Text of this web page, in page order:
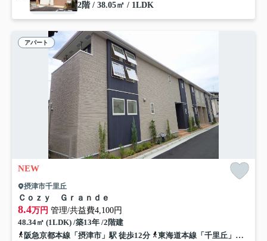
2階 / 38.05㎡ / 1LDK
アパート
NEW
摂津市千里丘
Ｃｏｚｙ Ｇｒａｎｄｅ
8.4万円 管理/共益費4,100円
48.34㎡ (1LDK) /築13年 /2階建
阪急京都本線「摂津市」駅 徒歩12分
東海道本線「千里丘」駅 徒歩13分